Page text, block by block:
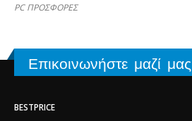
PC ΠΡΟΣΦΟΡΕΣ
Επικοινωνήστε μαζί μας
BESTPRICE